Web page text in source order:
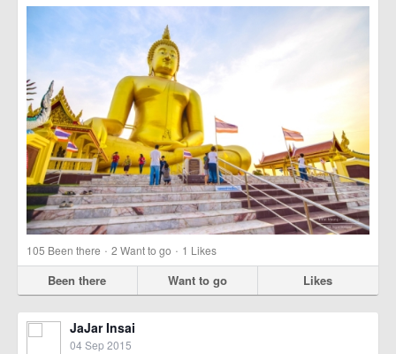
105 Been there · 2 Want to go · 1 Likes
Been there Want to go Likes
JaJar Insai
04 Sep 2015